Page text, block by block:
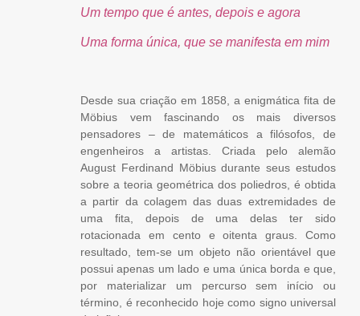
Um tempo que é antes, depois e agora
Uma forma única, que se manifesta em mim
Desde sua criação em 1858, a enigmática fita de
Möbius vem fascinando os mais diversos
pensadores – de matemáticos a filósofos, de
engenheiros a artistas. Criada pelo alemão
August Ferdinand Möbius durante seus estudos
sobre a teoria geométrica dos poliedros, é obtida
a partir da colagem das duas extremidades de
uma fita, depois de uma delas ter sido
rotacionada em cento e oitenta graus. Como
resultado, tem-se um objeto não orientável que
possui apenas um lado e uma única borda e que,
por materializar um percurso sem início ou
término, é reconhecido hoje como signo universal